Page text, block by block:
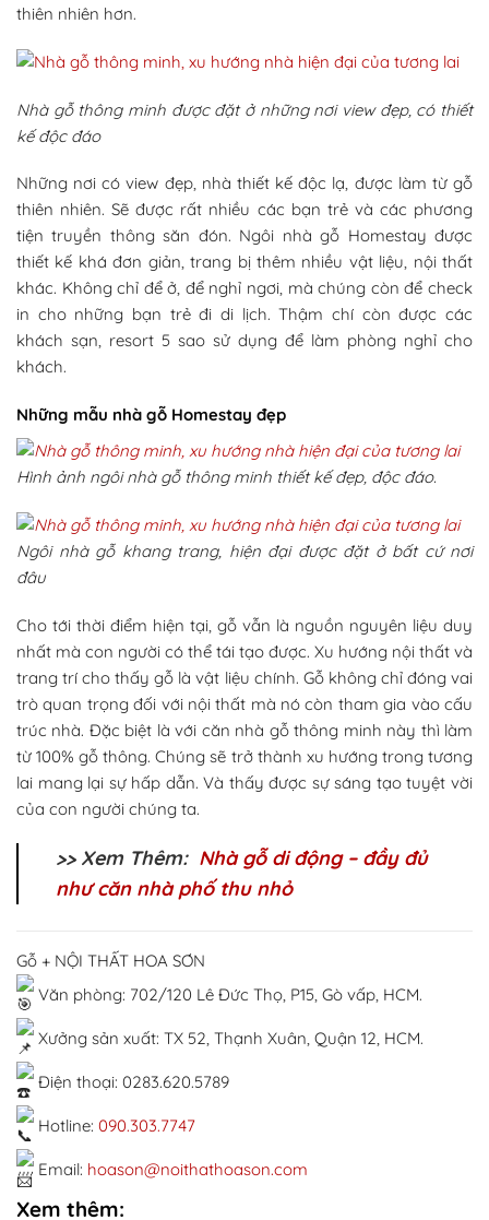
thiên nhiên hơn.
Nhà gỗ thông minh được đặt ở những nơi view đẹp, có thiết
kế độc đáo
Những nơi có view đẹp, nhà thiết kế độc lạ, được làm từ gỗ
thiên nhiên. Sẽ được rất nhiều các bạn trẻ và các phương
tiện truyền thông săn đón. Ngôi nhà gỗ Homestay được
thiết kế khá đơn giản, trang bị thêm nhiều vật liệu, nội thất
khác. Không chỉ để ở, để nghỉ ngơi, mà chúng còn để check
in cho những bạn trẻ đi di lịch. Thậm chí còn được các
khách sạn, resort 5 sao sử dụng để làm phòng nghỉ cho
khách.
Những mẫu nhà gỗ Homestay đẹp
Hình ảnh ngôi nhà gỗ thông minh thiết kế đẹp, độc đáo.
Ngôi nhà gỗ khang trang, hiện đại được đặt ở bất cứ nơi
đâu
Cho tới thời điểm hiện tại, gỗ vẫn là nguồn nguyên liệu duy
nhất mà con người có thể tái tạo được. Xu hướng nội thất và
trang trí cho thấy gỗ là vật liệu chính. Gỗ không chỉ đóng vai
trò quan trọng đối với nội thất mà nó còn tham gia vào cấu
trúc nhà. Đặc biệt là với căn nhà gỗ thông minh này thì làm
từ 100% gỗ thông. Chúng sẽ trở thành xu hướng trong tương
lai mang lại sự hấp dẫn. Và thấy được sự sáng tạo tuyệt vời
của con người chúng ta.
>> Xem Thêm: Nhà gỗ di động – đầy đủ
như căn nhà phố thu nhỏ
Gỗ + NỘI THẤT HOA SƠN
Văn phòng: 702/120 Lê Đức Thọ, P15, Gò vấp, HCM.
Xưởng sản xuất: TX 52, Thạnh Xuân, Quận 12, HCM.
Điện thoại: 0283.620.5789
Hotline: 090.303.7747
Email: hoason@noithathoason.com
Xem thêm: